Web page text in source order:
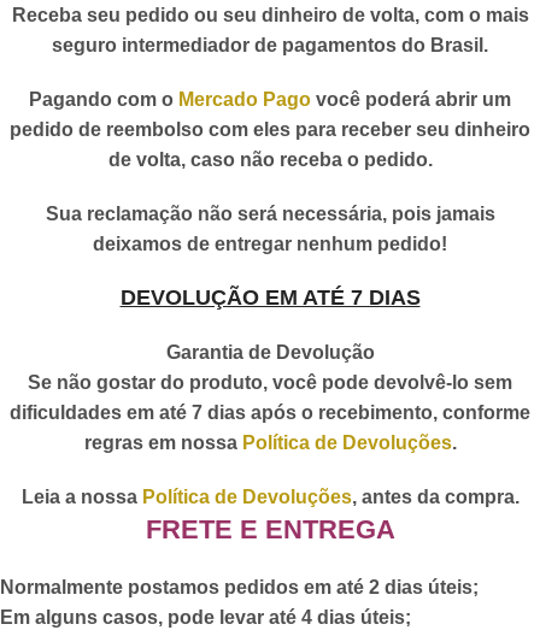
Receba seu pedido ou seu dinheiro de volta, com o mais
seguro intermediador de pagamentos do Brasil.
Pagando com o Mercado Pago você poderá abrir um
pedido de reembolso com eles para receber seu dinheiro
de volta, caso não receba o pedido.
Sua reclamação não será necessária, pois jamais
deixamos de entregar nenhum pedido!
DEVOLUÇÃO EM ATÉ 7 DIAS
Garantia de Devolução
Se não gostar do produto, você pode devolvê-lo sem
dificuldades em até 7 dias após o recebimento, conforme
regras em nossa Política de Devoluções.
Leia a nossa Política de Devoluções, antes da compra.
FRETE E ENTREGA
Normalmente postamos pedidos em até 2 dias úteis;
Em alguns casos, pode levar até 4 dias úteis;